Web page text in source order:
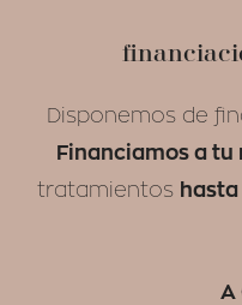
Disponemos de
Financiamos a tu
tratamientos hasta
A